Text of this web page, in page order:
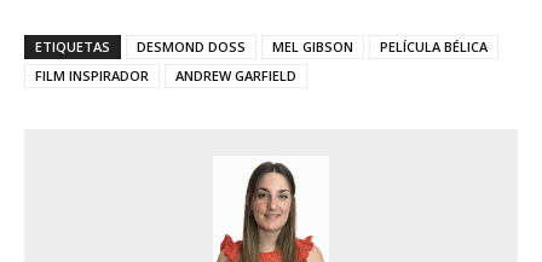
ETIQUETAS DESMOND DOSS MEL GIBSON
PELÍCULA BÉLICA
FILM INSPIRADOR
ANDREW GARFIELD